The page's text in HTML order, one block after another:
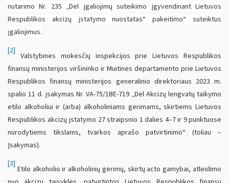
nutarimo Nr. 235 „Dėl įgaliojimų suteikimo įgyvendinant Lietuvos
Respublikos akcizų įstatymo nuostatas“ pakeitimo“ suteiktus
įgaliojimus.
[2]
Valstybinės mokesčių inspekcijos prie Lietuvos Respublikos
finansų ministerijos viršininko ir Muitinės departamento prie Lietuvos
Respublikos finansų ministerijos generalinio direktoriaus 2023 m.
spalio 11 d. įsakymas Nr. VA-75/1BE-719 „Dėl Akcizų lengvatų taikymo
etilo alkoholiui ir (arba) alkoholiniams gėrimams, skirtiems Lietuvos
Respublikos akcizų įstatymo 27 straipsnio 1 dalies 4–7 ir 9 punktuose
nurodytiems tikslams, tvarkos aprašo patvirtinimo“ (toliau –
Įsakymas).
[3]
Etilo alkoholio ir alkoholinių gėrimų, skirtų acto gamybai, atleidimo